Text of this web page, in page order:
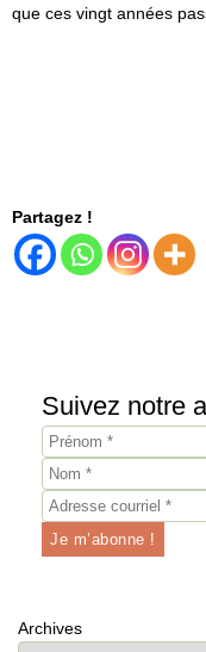
que ces vingt années
Partagez !
Suivez notre
Archives